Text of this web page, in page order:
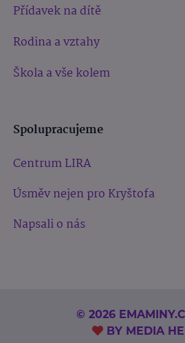
Přídavek na dítě
Rodina a vztahy
Škola a vše kolem
Spolupracujeme
Centrum LIRA
Úsměv nejen pro Kryštofa
Napsali o nás
© 2026
BY MEDIA